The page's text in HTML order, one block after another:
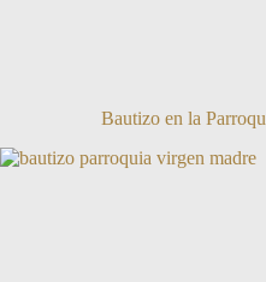
Bautizo en la